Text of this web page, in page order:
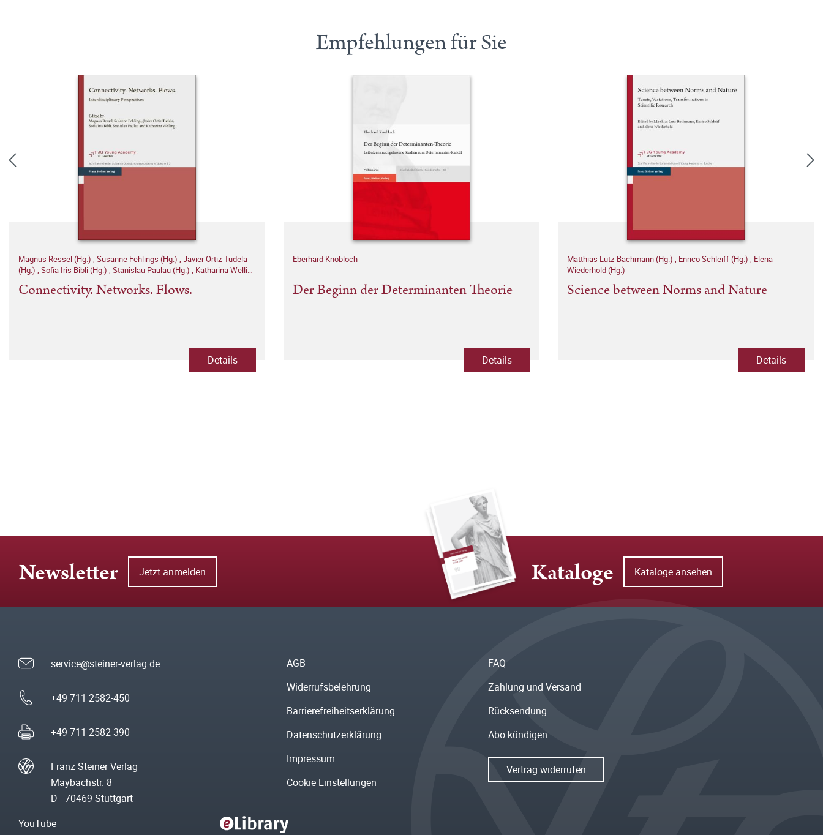
Empfehlungen für Sie
Magnus Ressel (Hg.) , Susanne Fehlings (Hg.) , Javier Ortiz-Tudela
(Hg.) , Sofia Iris Bibli (Hg.) , Stanislau Paulau (Hg.) , Katharina Welling
Connectivity. Networks. Flows.
Details
Eberhard Knobloch
Der Beginn der Determinanten-Theorie
Details
Matthias Lutz-Bachmann (Hg.) , Enrico Schleiff (Hg.) , Elena
Wiederhold (Hg.)
Science between Norms and Nature
Details
Newsletter Jetzt anmelden Kataloge Kataloge ansehen
service@steiner-verlag.de
+49 711 2582-450
+49 711 2582-390
Franz Steiner Verlag
Maybachstr. 8
D - 70469 Stuttgart
AGB
Widerrufsbelehrung
Barrierefreiheitserklärung
Datenschutzerklärung
Impressum
Cookie Einstellungen
FAQ
Zahlung und Versand
Rücksendung
Abo kündigen
Vertrag widerrufen
YouTube